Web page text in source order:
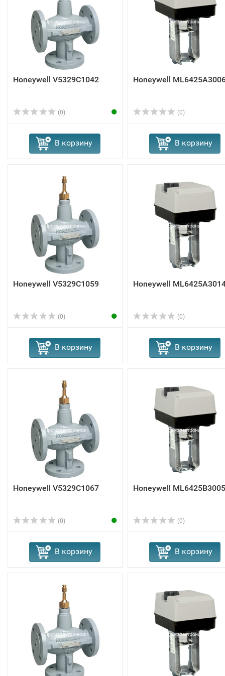
Honeywell V5329C1042
(0)
В корзину
Honeywell
(0)
В корзину
Honeywell V5329C1059
(0)
В корзину
Honeywell
(0)
В корзину
Honeywell V5329C1067
(0)
В корзину
Honeywell ML6425B3005
(0)
В корзину